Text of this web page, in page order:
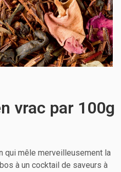
vrac par 100g
qui mêle merveilleusement la
à un cocktail de saveurs à